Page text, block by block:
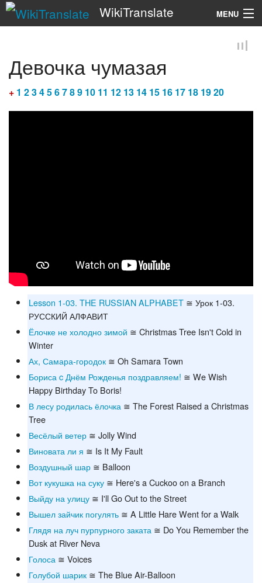
WikiTranslate MENU
Девочка чумазая
+ 1 23456789 10 11 12 13 14 15 16 17 18 1920
Lesson 1-03. THE RUSSIAN ALPHABET ≅ Урок 1-03.
РУССКИЙ АЛФАВИТ
Ёлочке не холодно зимой ≅ Christmas Tree Isn't Cold in
Winter
Ах, Самара-городок ≅ Oh Samara Town
Бориса c Днём Рожденья поздравляем! ≅ We Wish
Happy Birthday To Boris!
В лесу родилась ёлочка ≅ The Forest Raised a Christmas
Tree
Весёлый ветер ≅ Jolly Wind
Виновата ли я ≅ Is It My Fault
Воздушный шар ≅ Balloon
Вот кукушка на суку ≅ Here's a Cuckoo on a Branch
Выйду на улицу ≅ I'll Go Out to the Street
Вышел зайчик погулять ≅ A Little Hare Went for a Walk
Глядя на луч пурпурного заката ≅ Do You Remember the
Dusk at River Neva
Голоса ≅ Voices
Голубой шарик ≅ The Blue Air-Balloon